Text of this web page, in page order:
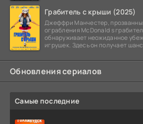
Грабитель с крыши (2025)
Джеффри Манчестер,
ограбления McDonald s
обнаруживает неожиданное
игрушек. Здесь он получает
Обновления сериалов
Самые последние